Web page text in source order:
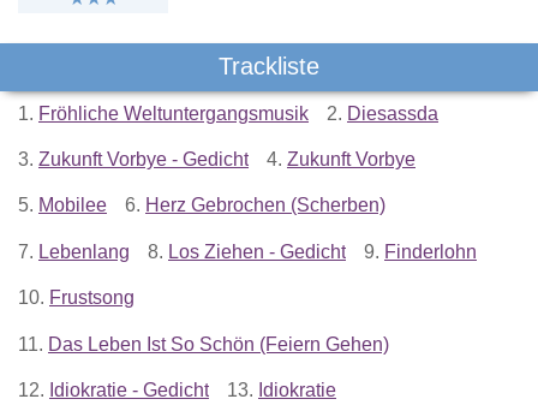
Trackliste
1. Fröhliche Weltuntergangsmusik 2. Diesassda
3. Zukunft Vorbye - Gedicht 4. Zukunft Vorbye
5. Mobilee 6. Herz Gebrochen (Scherben)
7. Lebenlang 8. Los Ziehen - Gedicht 9. Finderlohn
10. Frustsong
11. Das Leben Ist So Schön (Feiern Gehen)
12. Idiokratie - Gedicht 13. Idiokratie